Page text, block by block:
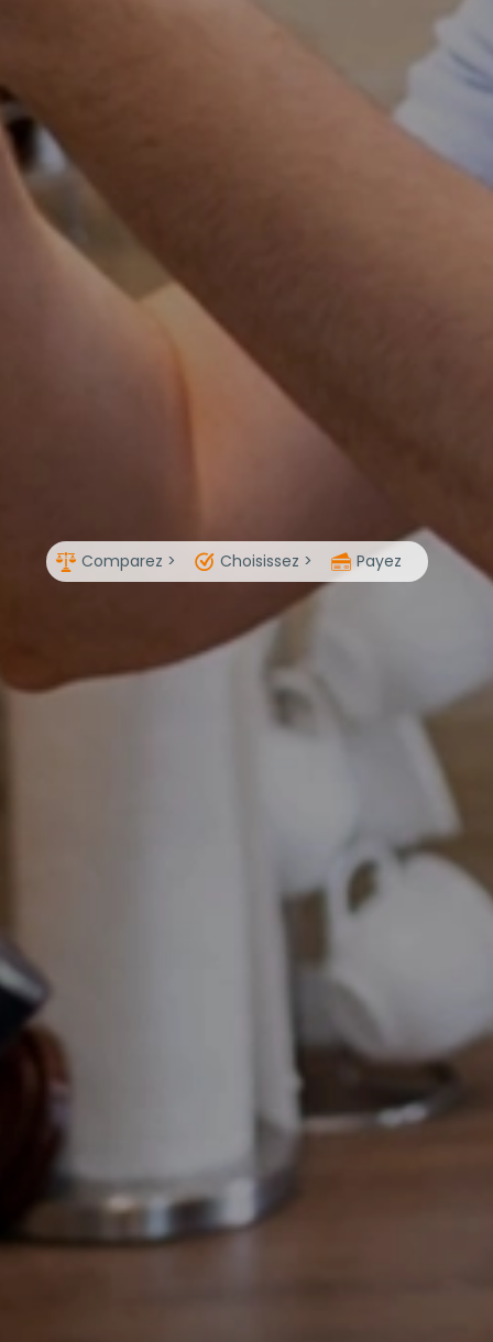
Comparez > Choisissez > Payez